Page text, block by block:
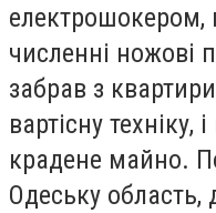
електрошокером,
численні ножові
забрав з
вартісну техніку,
крадене майно.
Одеську область,